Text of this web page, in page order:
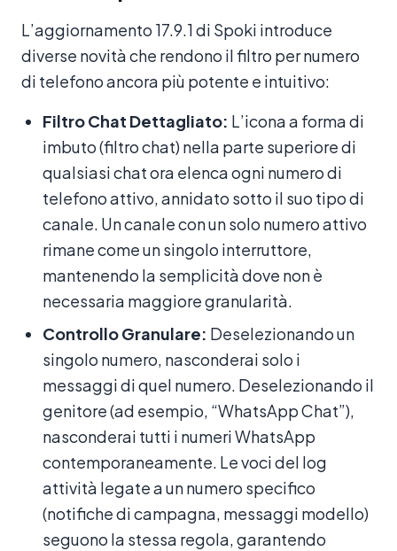
L’aggiornamento 17.9.1 di Spoki introduce
diverse novità che rendono il filtro per numero
di telefono ancora più potente e intuitivo:
Filtro Chat Dettagliato: L’icona a forma di
imbuto (filtro chat) nella parte superiore di
qualsiasi chat ora elenca ogni numero di
telefono attivo, annidato sotto il suo tipo di
canale. Un canale con un solo numero attivo
rimane come un singolo interruttore,
mantenendo la semplicità dove non è
necessaria maggiore granularità.
Controllo Granulare: Deselezionando un
singolo numero, nasconderai solo i
messaggi di quel numero. Deselezionando il
genitore (ad esempio, “WhatsApp Chat”),
nasconderai tutti i numeri WhatsApp
contemporaneamente. Le voci del log
attività legate a un numero specifico
(notifiche di campagna, messaggi modello)
seguono la stessa regola, garantendo